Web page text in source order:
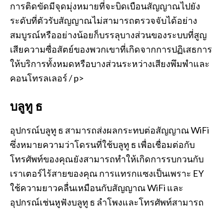
การติดขัดมีจุดมุ่งหมายที่จะบิดเบือนสัญญาณไปยัง
ระดับที่ตัวรับสัญญาณไม่สามารถตรวจจับได้อย่าง
สมบูรณ์หรืออย่างน้อยก็บรรลุบางส่วนของระบบที่สูญ
เสียความซื่อสัตย์ของพวกเขาที่เกิดจากการปฏิเสธการ
ให้บริการทั้งหมดหรือบางส่วนระหว่างเสียงพึมพำและ
คอนโทรลเลอร์ / p>
บลูทู ธ
อุปกรณ์บลูทู ธ สามารถส่งผลกระทบต่อสัญญาณ WiFi
ซึ่งหมายความว่าโดรนที่ใช้บลูทู ธ เพื่อเชื่อมต่อกับ
โทรศัพท์ของคุณยังสามารถทำให้เกิดการรบกวนกับ
เราเตอร์ไร้สายของคุณ การแทรกแซงเป็นเพราะ EY
ใช้ความยาวคลื่นเหมือนกับสัญญาณ WiFi และ
อุปกรณ์เช่นหูฟังบลูทู ธ ลำโพงและโทรศัพท์สามารถ